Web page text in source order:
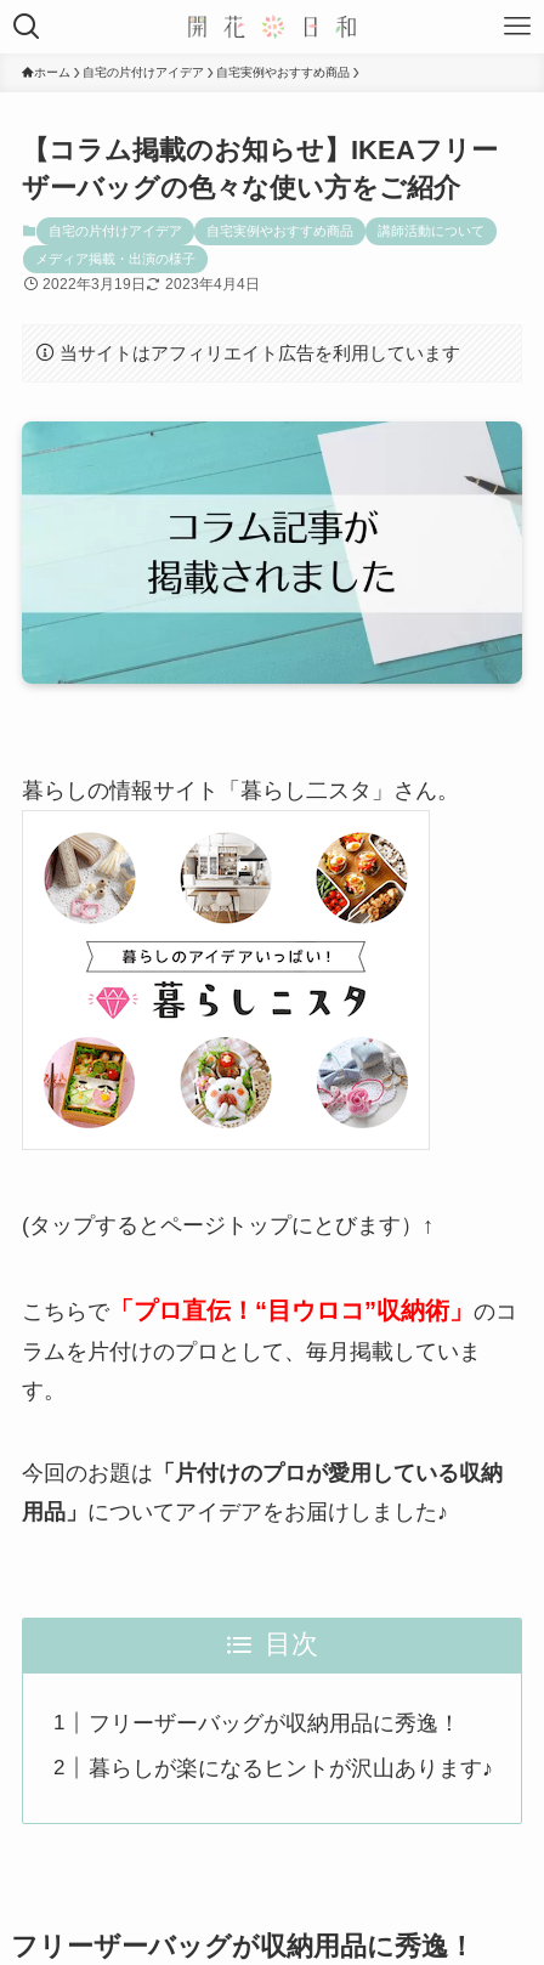
ホーム 自宅の片付けアイデア 自宅実例やおすすめ商品
【コラム掲載のお知らせ】IKEAフリー
ザーバッグの色々な使い方をご紹介
自宅の片付けアイデア 自宅実例やおすすめ商品
講師活動について
メディア掲載・出演の様子
2022年3月19日 2023年4月4日
当サイトはアフィリエイト広告を利用しています
暮らしの情報サイト「暮らし二スタ」さん。
(タップするとページトップにとびます）↑
こちらで「プロ直伝！“目ウロコ”収納術」 のコ
ラムを片付けのプロとして、毎月掲載していま
す。
今回のお題は 「片付けのプロが愛用している収納
用品」 についてアイデアをお届けしました♪
目次
フリーザーバッグが収納用品に秀逸！
暮らしが楽になるヒントが沢山あります♪
フリーザーバッグが収納用品に秀逸！